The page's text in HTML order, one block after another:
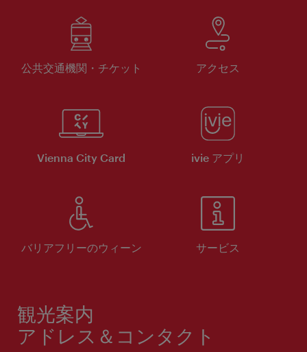
公共交通機関・チケット アクセス
Vienna City Card ivie アプリ
バリアフリーのウィーン サービス
観光案内
アドレス＆コンタクト